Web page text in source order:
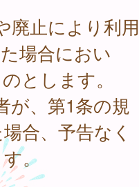
止により利用
場合におい
とします。
、第1条の規
合、予告なく
。